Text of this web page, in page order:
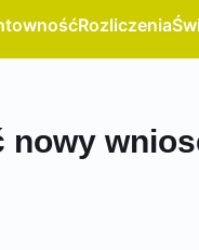
Rozliczenia
nowy